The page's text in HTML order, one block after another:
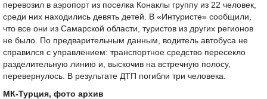
перевозил в аэропорт из поселка Конаклы группу из 22 человек,
среди них находились девять детей. В «Интуристе» сообщили,
что все они из Самарской области, туристов из других регионов
не было. По предварительным данным, водитель автобуса не
справился с управлением: транспортное средство пересекло
разделительную линию и, выскочив на встречную полосу,
перевернулось. В результате ДТП погибли три человека.
МК-Турция, фото архив